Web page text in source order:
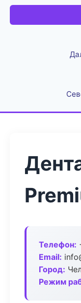
Телефон:
Email:
Город:
Режим